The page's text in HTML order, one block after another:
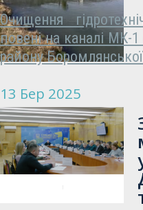
Очищення
повені на каналі МК-
району
13 Бер 2025